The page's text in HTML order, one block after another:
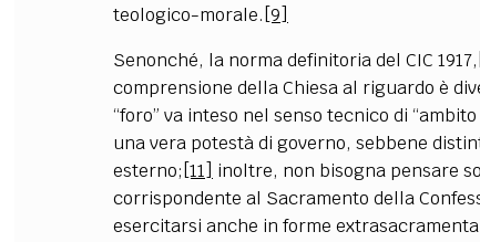
teologico-morale. [9]
Senonché, la norma definitoria del CIC 1917,
comprensione della Chiesa al riguardo è
“foro” va inteso nel senso tecnico di
una vera potestà di governo, sebbene
esterno; [11]
inoltre, non bisogna pensare
corrispondente al Sacramento della
esercitarsi anche in forme